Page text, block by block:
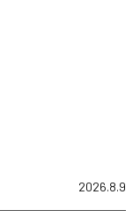
2026.8.9